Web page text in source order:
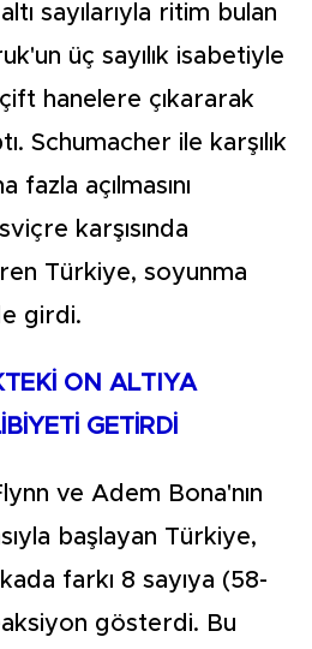
sayılarıyla ritim bulan
üç sayılık isabetiyle
hanelere çıkararak
Schumacher ile karşılık
açılmasını
karşısında
Türkiye, soyunma
girdi.
ON ALTIYA
GETİRDİ
ve Adem Bona'nın
başlayan Türkiye,
farkı 8 sayıya (58-
gösterdi. Bu